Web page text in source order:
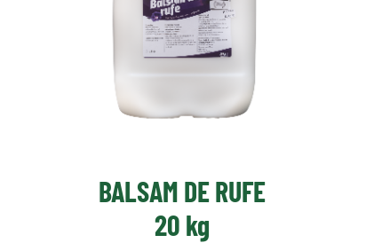
BALSAM DE RUFE
20 kg